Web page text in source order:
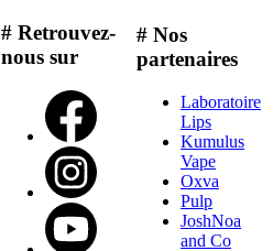
# Retrouvez-
nous sur
# Nos
partenaires
Laboratoire
Lips
Kumulus
Vape
Oxva
Pulp
JoshNoa
and Co